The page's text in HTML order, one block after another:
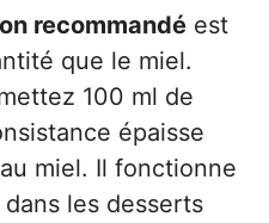
recommandé est
que le miel.
100 ml de
épaisse
miel. Il fonctionne
les desserts